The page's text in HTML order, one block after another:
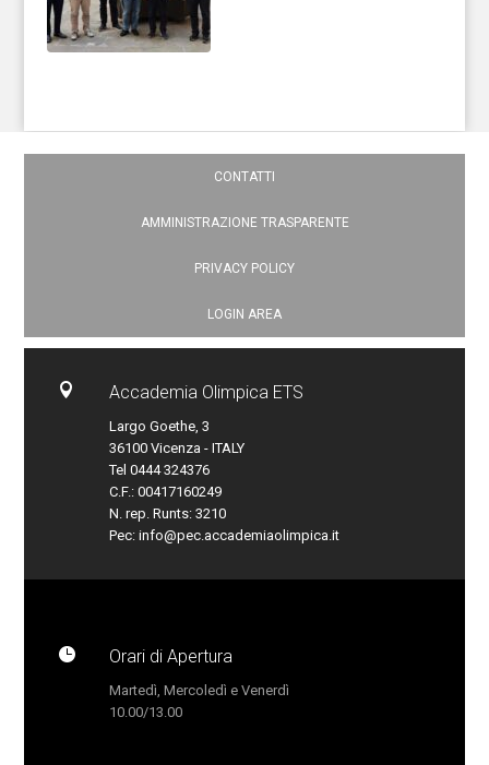
CONTATTI
AMMINISTRAZIONE TRASPARENTE
PRIVACY POLICY
LOGIN AREA
 Accademia Olimpica ETS
Largo Goethe, 3
36100 Vicenza - ITALY
Tel 0444 324376
C.F.: 00417160249
N. rep. Runts: 3210
Pec: info@pec.accademiaolimpica.it
 Orari di Apertura
Martedì, Mercoledì e Venerdì
10.00/13.00